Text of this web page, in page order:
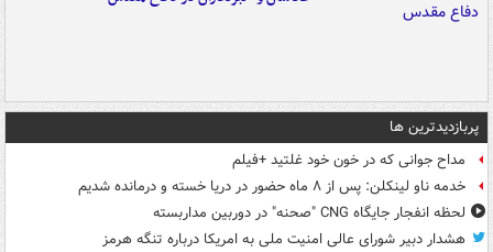
پربازدیدترین ها
مداح جوانی که در خون خود غلتید +فیلم
خدمه ناو لینکلن: پس از ۸ ماه حضور در دریا خسته و درمانده‌ شدیم
لحظه انفجار جایگاه CNG "صحنه" در دوربین مداربسته
هشدار دبیر شورای عالی امنیت ملی به امریکا درباره تنگه هرمز